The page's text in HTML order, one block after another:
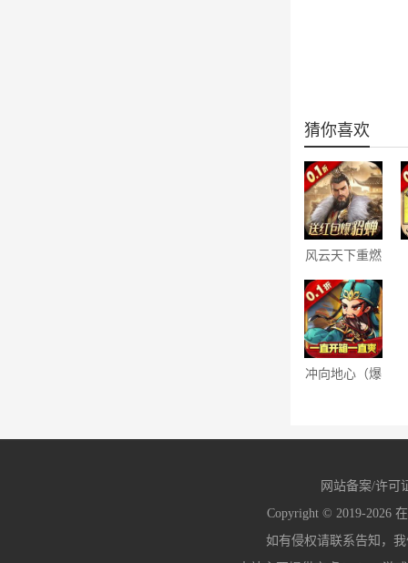
猜你喜欢
风云天下重燃
伴君征战）
冲向地心（爆
网站备案/许可
Copyright © 2019-2026
如有侵权请联系告知，